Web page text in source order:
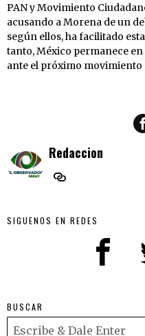
PAN y Movimiento
acusando a Morena de un
según ellos, ha facilitado
tanto, México permanece
ante el próximo movimiento
Redaccion
SIGUENOS EN REDES
BUSCAR